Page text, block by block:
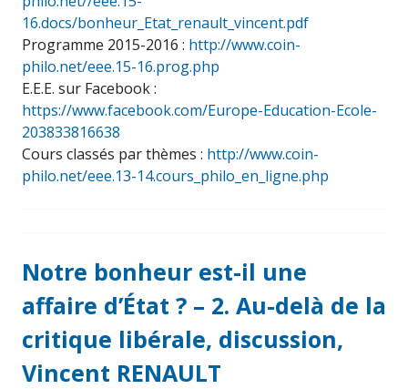
16.docs/bonheur_Etat_renault_vincent.pdf
Programme 2015-2016 : http://www.coin-
philo.net/eee.15-16.prog.php
E.E.E. sur Facebook :
https://www.facebook.com/Europe-Education-Ecole-
203833816638
Cours classés par thèmes : http://www.coin-
philo.net/eee.13-14.cours_philo_en_ligne.php
Notre bonheur est-il une
affaire d’État ? – 2. Au-delà de la
critique libérale, discussion,
Vincent RENAULT